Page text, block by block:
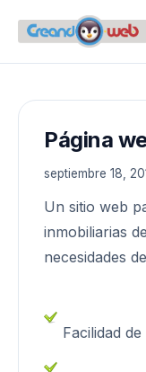
Página
septiembre 18,
Un sitio web
inmobiliarias
necesidades
Facilidad de